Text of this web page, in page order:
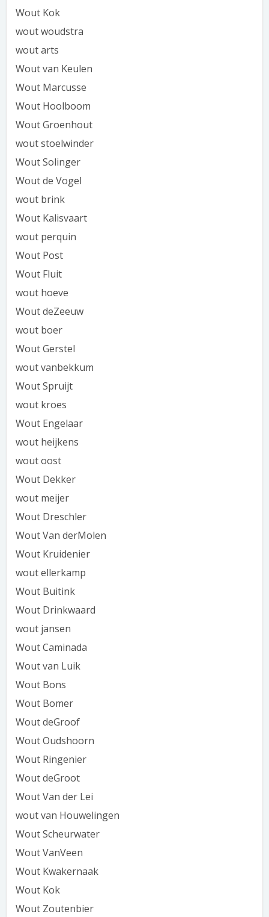
Wout Kok
wout woudstra
wout arts
Wout van Keulen
Wout Marcusse
Wout Hoolboom
Wout Groenhout
wout stoelwinder
Wout Solinger
Wout de Vogel
wout brink
Wout Kalisvaart
wout perquin
Wout Post
Wout Fluit
wout hoeve
Wout deZeeuw
wout boer
Wout Gerstel
wout vanbekkum
Wout Spruijt
wout kroes
Wout Engelaar
wout heijkens
wout oost
Wout Dekker
wout meijer
Wout Dreschler
Wout Van derMolen
Wout Kruidenier
wout ellerkamp
Wout Buitink
Wout Drinkwaard
wout jansen
Wout Caminada
Wout van Luik
Wout Bons
Wout Bomer
Wout deGroof
Wout Oudshoorn
Wout Ringenier
Wout deGroot
Wout Van der Lei
wout van Houwelingen
Wout Scheurwater
Wout VanVeen
Wout Kwakernaak
Wout Kok
Wout Zoutenbier